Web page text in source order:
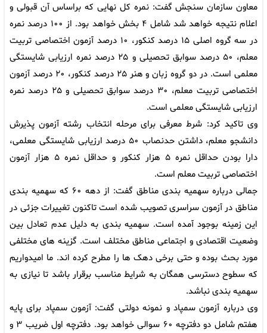
معاون سازمان سنجش گفت: نمره کل نهایی که براساس آن قبولی و
اعلام نتیجه خواهد شد شامل ۴ بخش خواهد بود. از ۱۰۰ درصد نمره
در سه گروه اصلی ۱۵ درصد کنکور، ۱۰ درصد آزمون اختصاصی تربیت
معلم، ۵۰ درصد سوابق تحصیلی و ۲۵ درصد نمره ارزیابی شایستگی
معلمی است. در دو گروه زبان و هنر ۲۵ درصد کنکور، ۲۰ درصد آزمون
اختصاصی تربیت معلم، ۳۰ درصد سوابق تحصیلی و ۲۵ درصد نمره
ارزیابی شایستگی معلمی است.
وی تاکید کرد: شرط معرفی برای مرحله انتخاب رشته آزمون پذیرش
دانشجو معلم، داشتن حدنصاب ۵۰ درصد ارزیابی شایستگی معلمی،
دارا بودن حداقل نمره ۵ هزار کنکور و حداقل نمره ۵ هزار آزمون
اختصاصی تربیت معلم است.
جمالی درباره سهمیه بندی مناطق گفت: از دهه ۶۰ که سهمیه بندی
مناطق در آزمون سراسری تصویب شده است تاکنون تغییرات جزئی در
این زمینه بوجود آمده است. سهمیه بندی به دلیل عدم تعادل بین
وضعیت اقتصادی و اجتماعی مناطق مختلف است. گزینه های مختلفی
مورد بحث بوده و حتی برخی دهک ها را مطرح کرده اند. ما امیدواریم
که سطوح دسترسی همگان به شرایط مناسب برقرار باشد تا نیازی به
سهمیه بندی نباشد.
وی درباره آزمون سمپاد و نمونه دولتی گفت: آزمون سمپاد برای پایه
هفتم شامل دو دفترچه ۶۰ سوالی خواهد بود. دفترچه اول ضریب ۳ و